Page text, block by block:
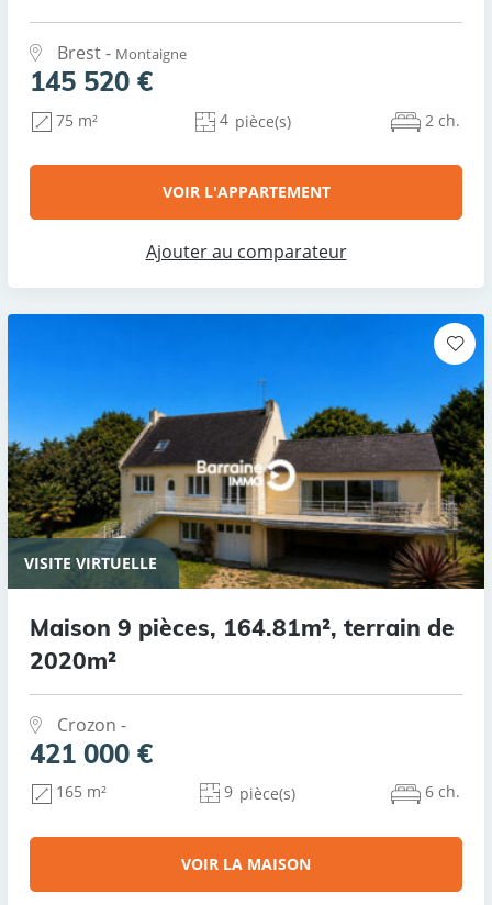
Brest - Montaigne
145 520 €
75 m² 4 pièce(s) 2 ch.
VOIR L'APPARTEMENT
Ajouter au comparateur
VISITE VIRTUELLE
Maison 9 pièces, 164.81m², terrain de
2020m²
Crozon -
421 000 €
165 m² 9 pièce(s) 6 ch.
VOIR LA MAISON